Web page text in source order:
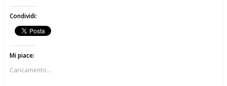
Condividi:
Mi piace:
Caricamento...